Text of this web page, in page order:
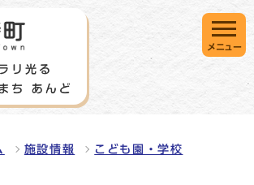
メニュー
施設情報 こども園・学校